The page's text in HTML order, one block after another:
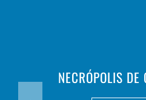
NECRÓPOLIS DE